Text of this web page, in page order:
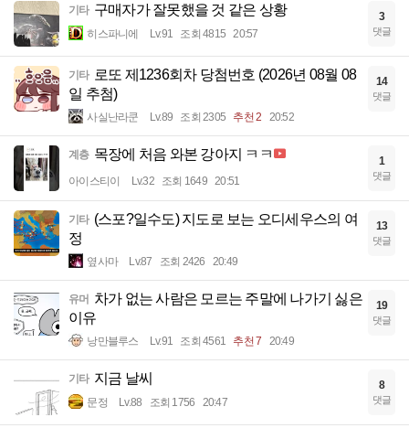
기타 구매자가 잘못했을 것 같은 상황
히스파니에 Lv.91 조회 4815 20:57
3
댓글
기타 로또 제1236회차 당첨번호 (2026년 08월 08
일 추첨)
사실난라쿤 Lv.89 조회 2305 추천 2 20:52
14
댓글
계층 목장에 처음 와본 강아지 ㅋㅋ
아이스티이 Lv.32 조회 1649 20:51
1
댓글
기타 (스포?일수도) 지도로 보는 오디세우스의 여
정
옆사마 Lv.87 조회 2426 20:49
13
댓글
유머 차가 없는 사람은 모르는 주말에 나가기 싫은
이유
낭만블루스 Lv.91 조회 4561 추천 7 20:49
19
댓글
기타 지금 날씨
문정 Lv.88 조회 1756 20:47
8
댓글